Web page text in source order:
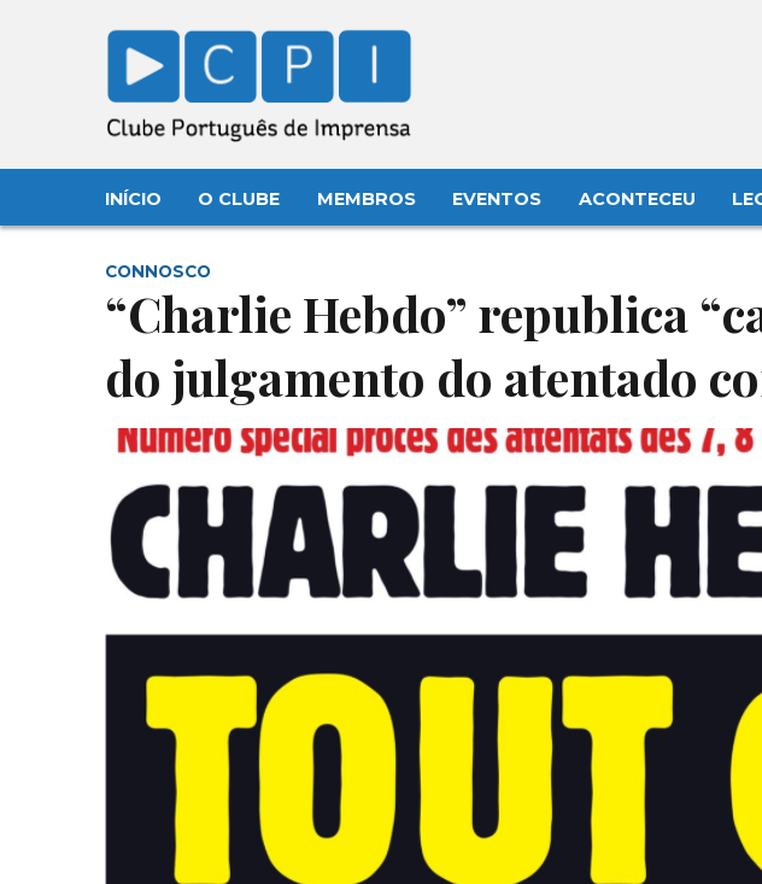
INÍCIO O CLUBE MEMBROS EVENTOS ACONTECEU
CONNOSCO
“Charlie Hebdo” republica
do julgamento do atentado